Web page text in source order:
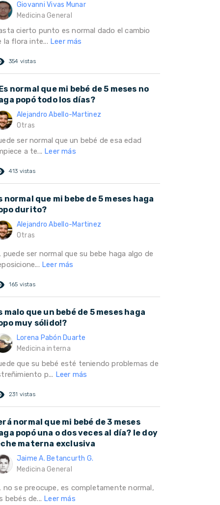
Giovanni Vivas Munar
Medicina General
cierto punto es normal dado el cambio
la flora inte... Leer más
354 vistas
normal que mi bebé de 5 meses no
popó todo los días?
Alejandro Abello-Martinez
Otras
ser normal que un bebé de esa edad
a te... Leer más
413 vistas
normal que mi bebe de 5 meses haga
durito?
Alejandro Abello-Martinez
Otras
puede ser normal que su bebe haga algo de
Leer más
165 vistas
malo que un bebé de 5 meses haga
muy sólido!?
Lorena Pabón Duarte
Medicina interna
que su bebé esté teniendo problemas de
p... Leer más
231 vistas
normal que mi bebé de 3 meses
popó una o dos veces al día? le doy
materna exclusiva
Jaime A. Betancurth G.
Medicina General
no se preocupe, es completamente normal,
bebés de... Leer más